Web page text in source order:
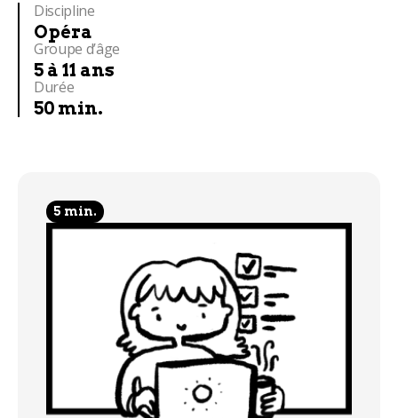
Discipline
Opéra
Groupe d’âge
5 à 11 ans
Durée
50 min.
5 min.